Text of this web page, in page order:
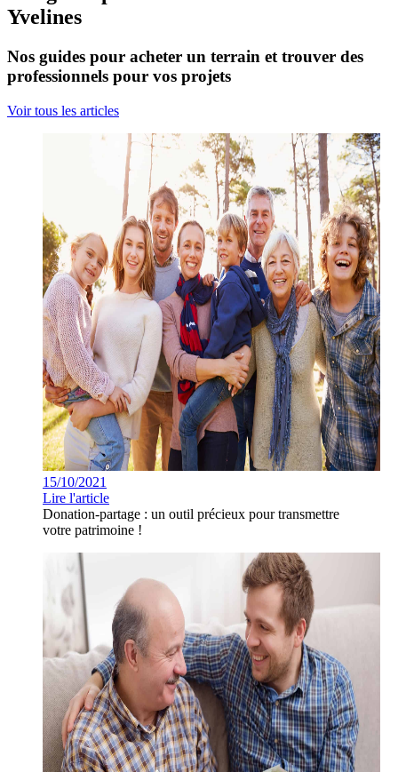
Yvelines
Nos guides pour acheter un terrain et trouver des
professionnels pour vos projets
Voir tous les articles
15/10/2021
Lire l'article
Donation-partage : un outil précieux pour transmettre
votre patrimoine !